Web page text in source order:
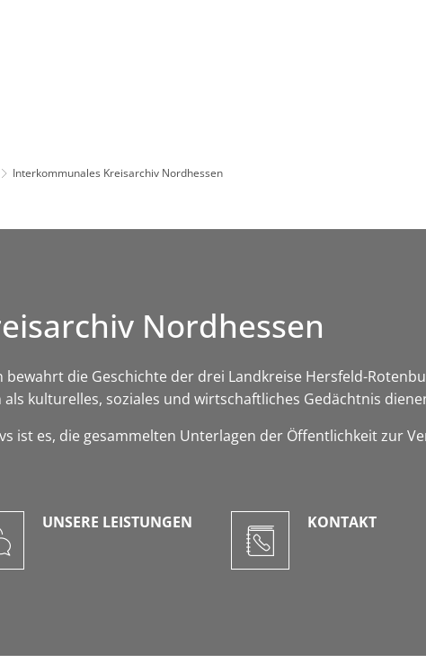
Interkommunales Kreisarchiv Nordhessen
Nordhessen
die Geschichte der drei Landkreise Hersfeld-
kulturelles, soziales und wirtschaftliches Gedächtnis
ist es, die gesammelten Unterlagen der Öffentlichkeit zur
UNSERE LEISTUNGEN KONTAKT